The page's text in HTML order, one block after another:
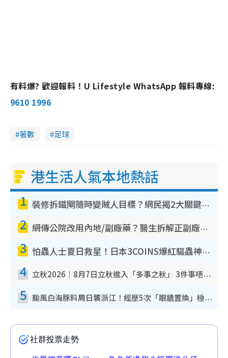
有料爆? 歡迎報料！U Lifestyle WhatsApp 報料專線:
9610 1996
著數 足球
港生活人氣本地熱話
1 裝修拆鐵閘隨時變賊人目標？網民揭2大關鍵用途：裝新式等於白裝？附新舊鐵閘分別
2 網傳公院改用內地/副廠藥？醫生拆解正副廠分別 揭4類人換藥隨時出事
3 怕蟲人士夏日救星！日本3COINS爆紅驅蟲神器$45起 1招「全程免觸碰」輕鬆搞定小強
4 立秋2026｜8月7日立秋進入「多事之秋」 3件事唔做得！專家教6招開運 清枱頭／銀包納氣接好運
5 颱風白海豚料周日襲浙江！經歷5次「眼牆置換」極罕見 成登陸內地最長途颱風